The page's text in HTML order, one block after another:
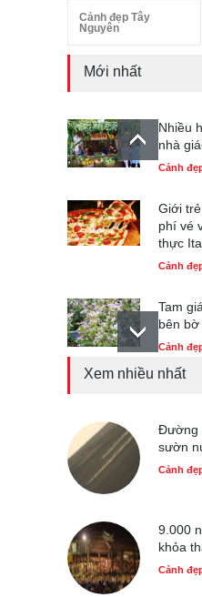
Cảnh đẹp Tây
Nguyên
Mới nhất
Nhiều
nhà
Cảnh
Giới
phí vé
thực
Cảnh
Tam
bên bờ
Cảnh
Cảnh
Những
Xem nhiều nhất
Đường
sườn
Cảnh
9.000
khỏa
Cảnh